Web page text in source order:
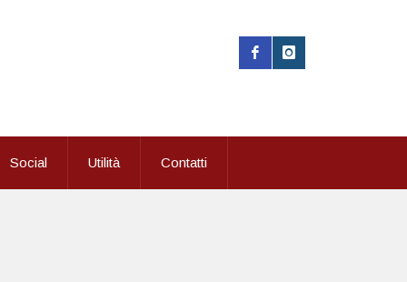
Social Utilità Contatti